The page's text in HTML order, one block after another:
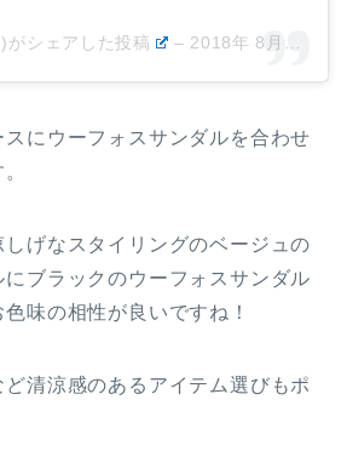
シェアした投稿 – 2018年 8月月15日午後5時58分PDT
にウーフォスサンダルを合わせ
げなスタイリングのベージュの
ブラックのウーフォスサンダル
味の相性が良いですね！
清涼感のあるアイテム選びもポ